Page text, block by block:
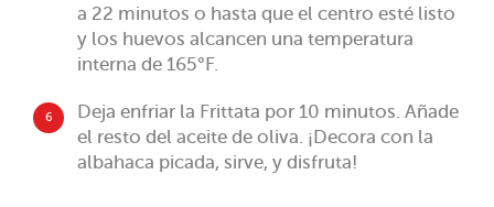
a 22 minutos o hasta que el centro esté listo
y los huevos alcancen una temperatura
interna de 165°F.
6
Deja enfriar la Frittata por 10 minutos. Añade
el resto del aceite de oliva. ¡Decora con la
albahaca picada, sirve, y disfruta!